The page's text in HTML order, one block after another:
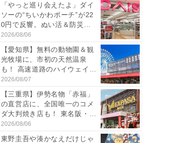
「やっと巡り会えたよ」ダイ
ソーの“ちいかわポーチ”が22
0円で反響。ぬい活＆防災...
2026/08/06
【愛知県】無料の動物園＆観
光牧場に、市初の天然温泉
も！ 高速道路のハイウェイオ
ア...
2026/08/07
【三重県】伊勢名物「赤福」
の直営店に、全国唯一のコメ
ダ大判焼き店も！ 東名阪・
伊...
2026/08/06
東野圭吾や湊かなえだけじゃ